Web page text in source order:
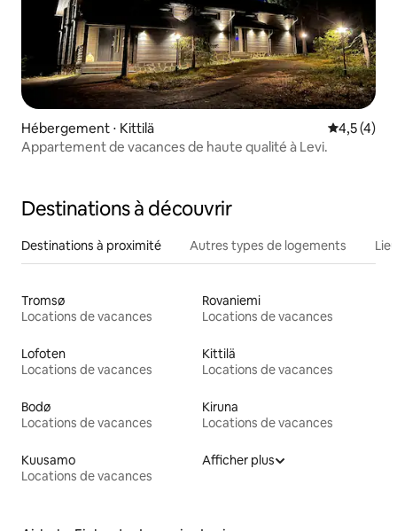
Hébergement ⋅ Kittilä Évaluation
4,5 (4)
Appartement de vacances de haute qualité à Levi.
Destinations à découvrir
Destinations à proximité Autres types de logements
Tromsø
Locations de vacances
Rovaniemi
Locations de vacances
Lofoten
Locations de vacances
Kittilä
Locations de vacances
Bodø
Locations de vacances
Kiruna
Locations de vacances
Kuusamo
Locations de vacances
Afficher plus